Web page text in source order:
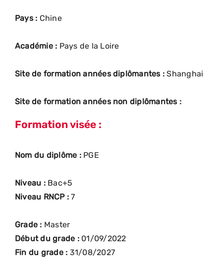
Pays : Chine
Académie : Pays de la Loire
Site de formation années diplômantes :Shanghai
Site de formation années non diplômantes :
Formation visée :
Nom du diplôme : PGE
Niveau : Bac+5
Niveau RNCP :7
Grade : Master
Début du grade : 01/09/2022
Fin du grade : 31/08/2027